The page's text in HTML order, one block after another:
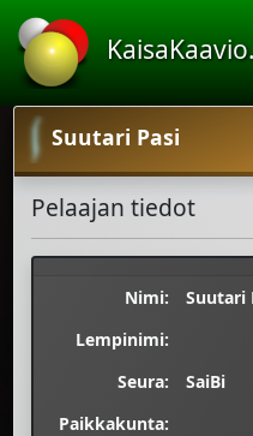
Suutari Pasi
Pelaajan tiedot
Nimi:
Suutari
Lempinimi:
Seura:
SaiBi
Paikkakunta: